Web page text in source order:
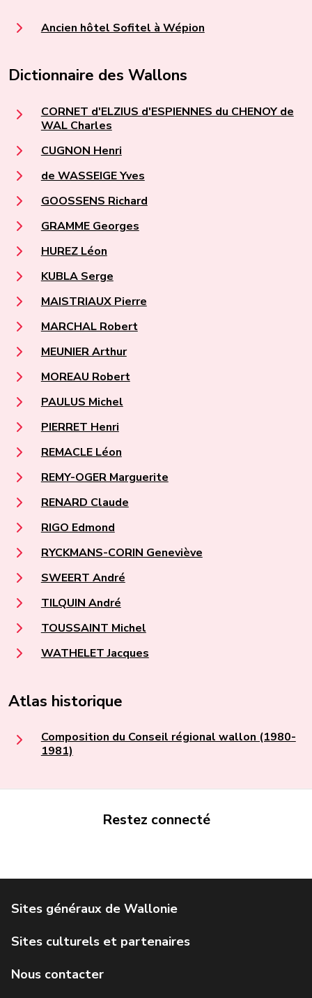
Ancien hôtel Sofitel à Wépion
Dictionnaire des Wallons
CORNET d'ELZIUS d'ESPIENNES du CHENOY de
WAL Charles
CUGNON Henri
de WASSEIGE Yves
GOOSSENS Richard
GRAMME Georges
HUREZ Léon
KUBLA Serge
MAISTRIAUX Pierre
MARCHAL Robert
MEUNIER Arthur
MOREAU Robert
PAULUS Michel
PIERRET Henri
REMACLE Léon
REMY-OGER Marguerite
RENARD Claude
RIGO Edmond
RYCKMANS-CORIN Geneviève
SWEERT André
TILQUIN André
TOUSSAINT Michel
WATHELET Jacques
Atlas historique
Composition du Conseil régional wallon (1980-
1981)
Restez connecté
Service public de Wallonie
Géoportail de la Wallonie
Agence Wallonne du Patrimoine